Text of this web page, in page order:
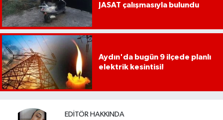
JASAT çalışmasıyla bulundu
Aydın'da bugün 9 ilçede planlı
elektrik kesintisi!
EDITÖR HAKKINDA